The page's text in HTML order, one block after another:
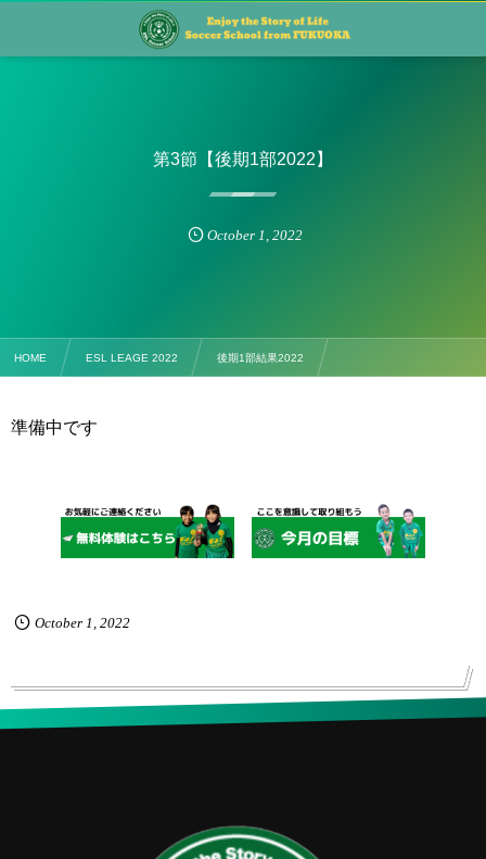
第3節【後期1部2022】
October 1 , 2022
HOME ESL LEAGE 2022 後期1部結果2022
準備中です
October 1 2022